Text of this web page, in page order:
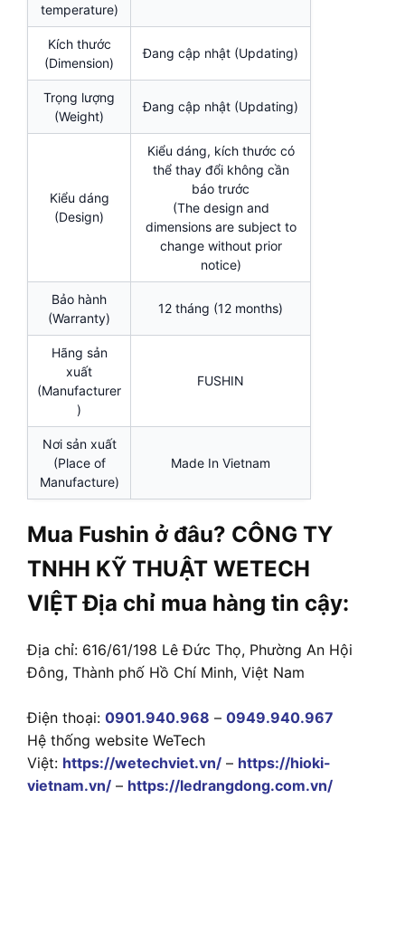
temperature)
Kích thước
(Dimension)
Đang cập nhật (Updating)
Trọng lượng
(Weight)
Đang cập nhật (Updating)
Kiểu dáng
(Design)
Kiểu dáng, kích thước có
thể thay đổi không cần
báo trước
(The design and
dimensions are subject to
change without prior
notice)
Bảo hành
(Warranty)
12 tháng (12 months)
Hãng sản
xuất
(Manufacturer
)
FUSHIN
Nơi sản xuất
(Place of
Manufacture)
Made In Vietnam
Mua Fushin ở đâu? CÔNG TY
TNHH KỸ THUẬT WETECH
VIỆT Địa chỉ mua hàng tin cậy:
Địa chỉ: 616/61/198 Lê Đức Thọ, Phường An Hội
Đông, Thành phố Hồ Chí Minh, Việt Nam
Điện thoại: 0901.940.968 – 0949.940.967
Hệ thống website WeTech
Việt: https://wetechviet.vn/ – https://hioki-
vietnam.vn/ – https://ledrangdong.com.vn/